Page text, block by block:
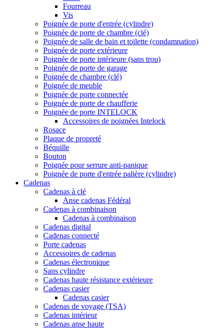
Fourreau
Vis
Poignée de porte d'entrée (cylindre)
Poignée de porte de chambre (clé)
Poignée de salle de bain et toilette (condamnation)
Poignée de porte extérieure
Poignée de porte intérieure (sans trou)
Poignée de porte de garage
Poignée de chambre (clé)
Poignée de meuble
Poignée de porte connectée
Poignée de porte de chaufferie
Poignée de porte INTELOCK
Accessoires de poignées Intelock
Rosace
Plaque de propreté
Béquille
Bouton
Poignée pour serrure anti-panique
Poignée de porte d'entrée palière (cylindre)
Cadenas
Cadenas à clé
Anse cadenas Fédéral
Cadenas à combinaison
Cadenas à combinaison
Cadenas digital
Cadenas connecté
Porte cadenas
Accessoires de cadenas
Cadenas électronique
Sans cylindre
Cadenas haute résistance extérieure
Cadenas casier
Cadenas casier
Cadenas de voyage (TSA)
Cadenas intérieur
Cadenas anse haute